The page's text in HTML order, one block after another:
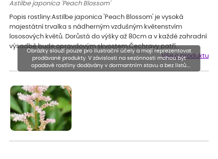
Astilbe japonica 'Peach Blossom'
Popis rostliny:Astilbe japonica 'Peach Blossom' je vysoká
majestátní trvalka s nádherným vzdušným květenstvím
lososových květů. Dorůstá do výšky až 80cm a v každé zahradní
výsadbě bude opravdovým skvostem.Čechravy patří…
Vše o produktu
Obrázky slouží pouze pro ilustrační účely a mají reprezentovat
prodávané produkty. V závislosti na sezónnosti mohou být
opadavé rostliny dodávány v dormantním stavu a bez listů.
Rostliny mohou být také sestřiženy níže, než je uvedená výška,